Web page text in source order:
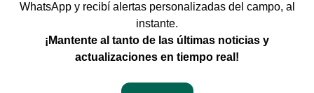
WhatsApp y recibí alertas personalizadas del campo, al
instante.
¡Mantente al tanto de las últimas noticias y
actualizaciones en tiempo real!